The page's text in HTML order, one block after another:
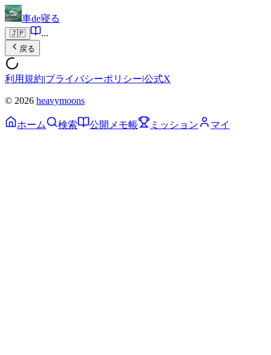
車de寝る
🇯🇵 ...
戻る
利用規約|プライバシーポリシー|公式X
© 2026 heavymoons
ホーム 検索 公開メモ帳 ミッション マイ